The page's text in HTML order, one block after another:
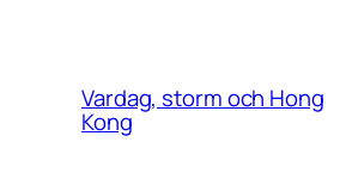
Vardag, storm och Hong
Kong